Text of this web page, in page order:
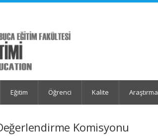
Eğitim Öğrenci Kalite Araştırma
Komisyonu